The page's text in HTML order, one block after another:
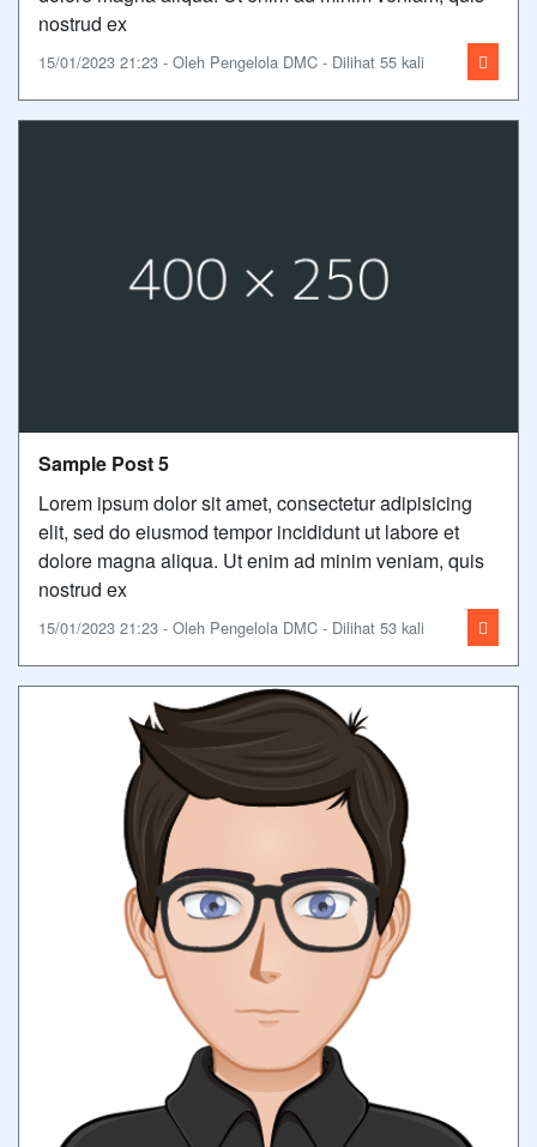
nostrud ex
15/01/2023 21:23 - Oleh Pengelola DMC - Dilihat 55 kali
Sample Post 5
Lorem ipsum dolor sit amet, consectetur adipisicing
elit, sed do eiusmod tempor incididunt ut labore et
dolore magna aliqua. Ut enim ad minim veniam, quis
nostrud ex
15/01/2023 21:23 - Oleh Pengelola DMC - Dilihat 53 kali